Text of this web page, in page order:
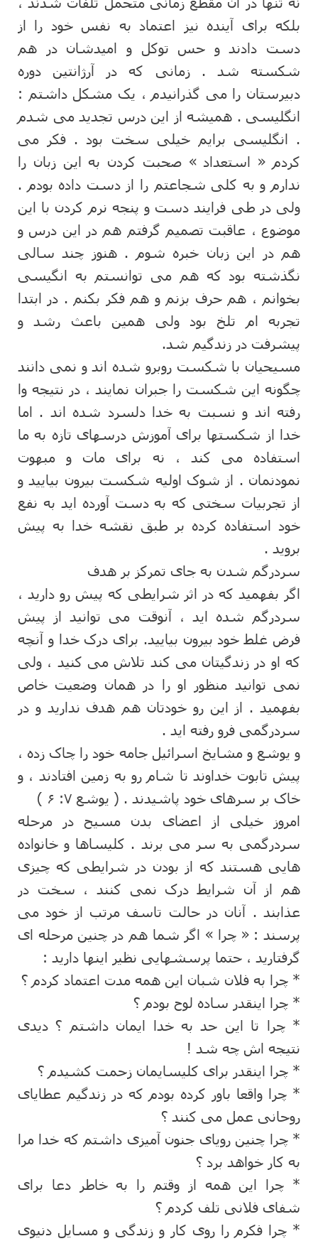
بلکه برای آینده نیز اعتماد به نفس خود را از
دست دادند و حس توکل و امیدشان در هم
شکسته شد . زمانی که در آرژانتین دوره
دبیرستان را می گذرانیدم ، یک مشکل داشتم :
انگلیسی . همیشه از این درس تجدید می شدم
. انگلیسی برایم خیلی سخت بود . فکر می
کردم « استعداد » صحبت کردن به این زبان را
ندارم و به کلی شجاعتم را از دست داده بودم .
ولی در طی فرایند دست و پنجه نرم کردن با این
موضوع ، عاقبت تصمیم گرفتم هم در این درس و
هم در این زبان خبره شوم . هنوز چند سالی
نگذشته بود که هم می توانستم به انگیسی
بخوانم ، هم حرف بزنم و هم فکر بکنم . در ابتدا
تجربه ام تلخ بود ولی همین باعث رشد و
پیشرفت در زندگیم شد.
مسیحیان با شکست روبرو شده اند و نمی دانند
چگونه این شکست را جبران نمایند ، در نتیجه وا
رفته اند و نسبت به خدا دلسرد شده اند . اما
خدا از شکستها برای آموزش درسهای تازه به ما
استفاده می کند ، نه برای مات و مبهوت
نمودنمان . از شوک اولیه شکست بیرون بیایید و
از تجربیات سختی که به دست آورده اید به نفع
خود استفاده کرده بر طبق نقشه خدا به پیش
بروید .
سردرگم شدن به جای تمرکز بر هدف
اگر بفهمید که در اثر شرایطی که پیش رو دارید ،
سردرگم شده اید ، آنوقت می توانید از پیش
فرض غلط خود بیرون بیایید. برای درک خدا و آنچه
که او در زندگیتان می کند تلاش می کنید ، ولی
نمی توانید منظور او را در همان وضعیت خاص
بفهمید . از این رو خودتان هم هدف ندارید و در
سردرگمی فرو رفته اید .
و یوشع و مشایخ اسرائیل جامه خود را چاک زده ،
پیش تابوت خداوند تا شام رو به زمین افتادند ، و
خاک بر سرهای خود پاشیدند . ( یوشع ۷: ۶ )
امروز خیلی از اعضای بدن مسیح در مرحله
سردرگمی به سر می برند . کلیساها و خانواده
هایی هستند که از بودن در شرایطی که چیزی
هم از آن شرایط درک نمی کنند ، سخت در
عذابند . آنان در حالت تاسف مرتب از خود می
پرسند : « چرا » اگر شما هم در چنین مرحله ای
گرفتارید ، حتما پرسشهایی نظیر اینها دارید :
* چرا به فلان شبان این همه مدت اعتماد کردم ؟
* چرا اینقدر ساده لوح بودم ؟
* چرا تا این حد به خدا ایمان داشتم ؟ دیدی
نتیجه اش چه شد !
* چرا اینقدر برای کلیسایمان زحمت کشیدم ؟
* چرا واقعا باور کرده بودم که در زندگیم عطایای
روحانی عمل می کنند ؟
* چرا چنین رویای جنون آمیزی داشتم که خدا مرا
به کار خواهد برد ؟
* چرا این همه از وقتم را به خاطر دعا برای
شفای فلانی تلف کردم ؟
* چرا فکرم را روی کار و زندگی و مسایل دنیوی